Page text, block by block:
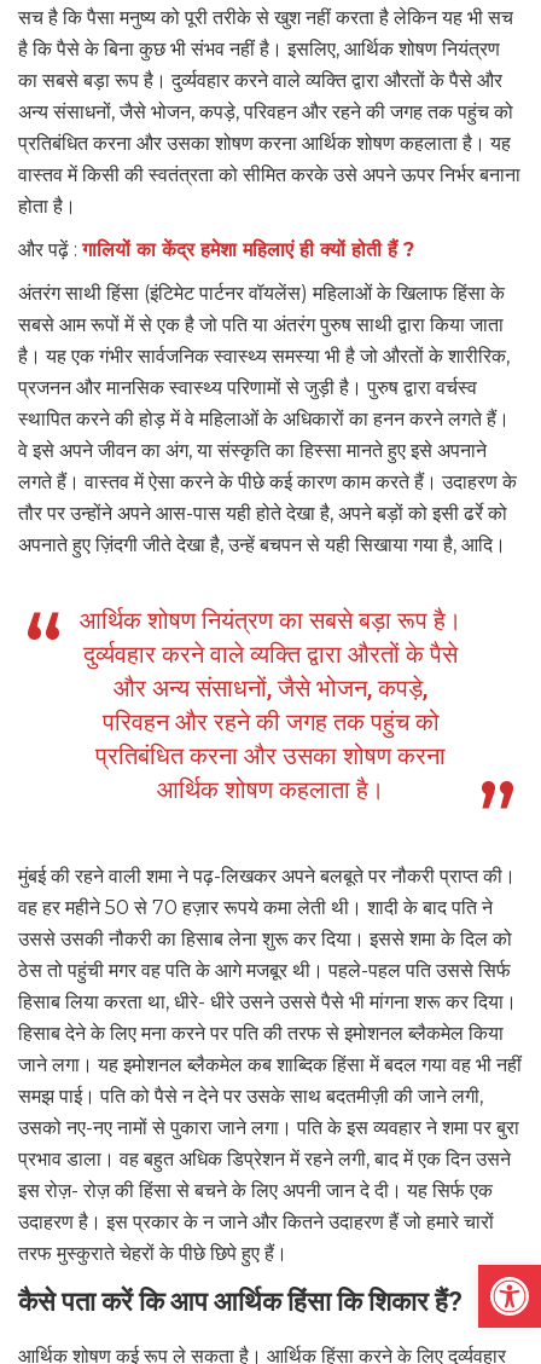
सच है कि पैसा मनुष्य को पूरी तरीके से खुश नहीं करता है लेकिन यह भी सच
है कि पैसे के बिना कुछ भी संभव नहीं है। इसलिए, आर्थिक शोषण नियंत्रण
का सबसे बड़ा रूप है। दुर्व्यवहार करने वाले व्यक्ति द्वारा औरतों के पैसे और
अन्य संसाधनों, जैसे भोजन, कपड़े, परिवहन और रहने की जगह तक पहुंच को
प्रतिबंधित करना और उसका शोषण करना आर्थिक शोषण कहलाता है। यह
वास्तव में किसी की स्वतंत्रता को सीमित करके उसे अपने ऊपर निर्भर बनाना
होता है।
और पढ़ें :गालियों का केंद्र हमेशा महिलाएं ही क्यों होती हैं ?
अंतरंग साथी हिंसा (इंटिमेट पार्टनर वॉयलेंस) महिलाओं के खिलाफ हिंसा के
सबसे आम रूपों में से एक है जो पति या अंतरंग पुरुष साथी द्वारा किया जाता
है। यह एक गंभीर सार्वजनिक स्वास्थ्य समस्या भी है जो औरतों के शारीरिक,
प्रजनन और मानसिक स्वास्थ्य परिणामों से जुड़ी है। पुरुष द्वारा वर्चस्व
स्थापित करने की होड़ में वे महिलाओं के अधिकारों का हनन करने लगते हैं।
वे इसे अपने जीवन का अंग, या संस्कृति का हिस्सा मानते हुए इसे अपनाने
लगते हैं। वास्तव में ऐसा करने के पीछे कई कारण काम करते हैं। उदाहरण के
तौर पर उन्होंने अपने आस-पास यही होते देखा है, अपने बड़ों को इसी ढर्रे को
अपनाते हुए ज़िंदगी जीते देखा है, उन्हें बचपन से यही सिखाया गया है, आदि।
आर्थिक शोषण नियंत्रण का सबसे बड़ा रूप है।
दुर्व्यवहार करने वाले व्यक्ति द्वारा औरतों के पैसे
और अन्य संसाधनों, जैसे भोजन, कपड़े,
परिवहन और रहने की जगह तक पहुंच को
प्रतिबंधित करना और उसका शोषण करना
आर्थिक शोषण कहलाता है।
मुंबई की रहने वाली शमा ने पढ़-लिखकर अपने बलबूते पर नौकरी प्राप्त की।
वह हर महीने 50 से 70 हज़ार रूपये कमा लेती थी। शादी के बाद पति ने
उससे उसकी नौकरी का हिसाब लेना शुरू कर दिया। इससे शमा के दिल को
ठेस तो पहुंची मगर वह पति के आगे मजबूर थी। पहले-पहल पति उससे सिर्फ
हिसाब लिया करता था, धीरे- धीरे उसने उससे पैसे भी मांगना शरू कर दिया।
हिसाब देने के लिए मना करने पर पति की तरफ से इमोशनल ब्लैकमेल किया
जाने लगा। यह इमोशनल ब्लैकमेल कब शाब्दिक हिंसा में बदल गया वह भी नहीं
समझ पाई। पति को पैसे न देने पर उसके साथ बदतमीज़ी की जाने लगी,
उसको नए-नए नामों से पुकारा जाने लगा। पति के इस व्यवहार ने शमा पर बुरा
प्रभाव डाला। वह बहुत अधिक डिप्रेशन में रहने लगी, बाद में एक दिन उसने
इस रोज़- रोज़ की हिंसा से बचने के लिए अपनी जान दे दी। यह सिर्फ एक
उदाहरण है। इस प्रकार के न जाने और कितने उदाहरण हैं जो हमारे चारों
तरफ मुस्कुराते चेहरों के पीछे छिपे हुए हैं।
कैसे पता करें कि आप आर्थिक हिंसा कि शिकार हैं?
आर्थिक शोषण कई रूप ले सकता है। आर्थिक हिंसा करने के लिए दुर्व्यवहार